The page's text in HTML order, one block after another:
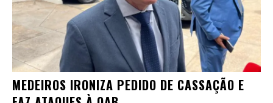
MEDEIROS IRONIZA PEDIDO DE CASSAÇÃO E